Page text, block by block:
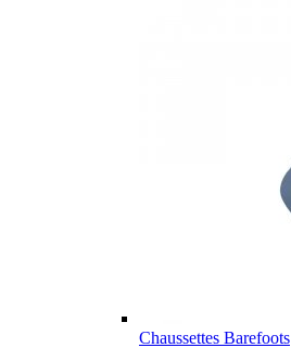
Chaussettes Barefoots